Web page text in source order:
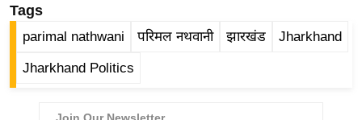
ली
वु
फि
Tags
parimal nathwani परिमल नथवानी झारखंड Jharkhand
Jharkhand Politics